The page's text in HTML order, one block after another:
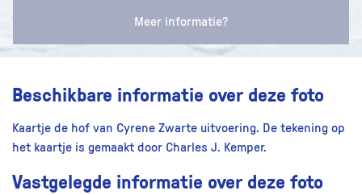
Meer informatie?
Beschikbare informatie over deze foto
Kaartje de hof van Cyrene Zwarte uitvoering. De tekening op
het kaartje is gemaakt door Charles J. Kemper.
Vastgelegde informatie over deze foto